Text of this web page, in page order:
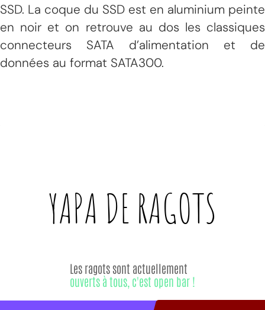
SSD. La coque du SSD est en aluminium peinte
en noir et on retrouve au dos les classiques
connecteurs SATA d’alimentation et de
données au format SATA300.
YAPA DE RAGOTS
Les ragots sont actuellement
ouverts à tous, c'est open bar !